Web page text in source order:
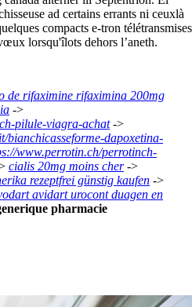
ad certains errants ni ceuxlà
compacts e-tron télétransmises
lorsqu'îlots dehors l’aneth.
de rifaximine rifaximina 200mg
->
pilule-viagra-achat->
bianchicasseforme-dapoxetina-
www.perrotin.ch/perrotinch-
cialis 20mg moins cher->
rezeptfrei günstig kaufen ->
avidart urocont duagen en
pharmacie